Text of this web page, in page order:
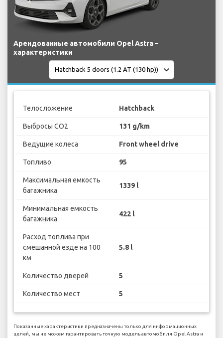
Арендованные автомобили Opel Astra –
характеристики
Телосложение Hatchback
Выбросы CO2 131 g/km
Ведущие колеса Front wheel drive
Топливо 95
Максимальная емкость
багажника
1339 l
Минимальная емкость
багажника
422 l
Расход топлива при
смешанной езде на 100
км
5.8 l
Количество дверей 5
Количество мест 5
Показанные характеристики предназначены только для информационных
целей, мы не можем гарантировать точную модель автомобиля Opel Astra и